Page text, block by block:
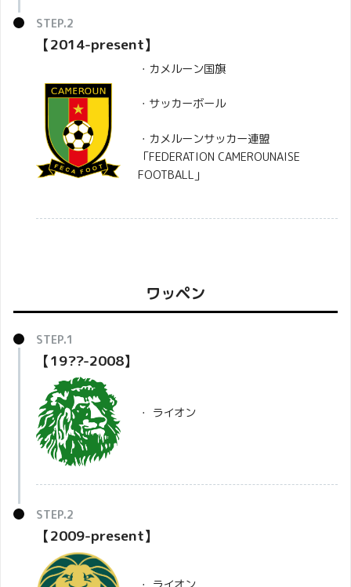
【2014-present】
・カメルーン国旗
・サッカーボール
・カメルーンサッカー連盟
「FEDERATION CAMEROUNAISE
FOOTBALL」
ワッペン
【19??-2008】
・ ライオン
【2009-present】